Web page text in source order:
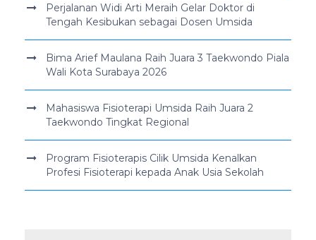
Perjalanan Widi Arti Meraih Gelar Doktor di
Tengah Kesibukan sebagai Dosen Umsida
Bima Arief Maulana Raih Juara 3 Taekwondo Piala
Wali Kota Surabaya 2026
Mahasiswa Fisioterapi Umsida Raih Juara 2
Taekwondo Tingkat Regional
Program Fisioterapis Cilik Umsida Kenalkan
Profesi Fisioterapi kepada Anak Usia Sekolah